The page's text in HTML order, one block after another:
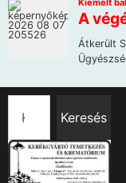
Keresés